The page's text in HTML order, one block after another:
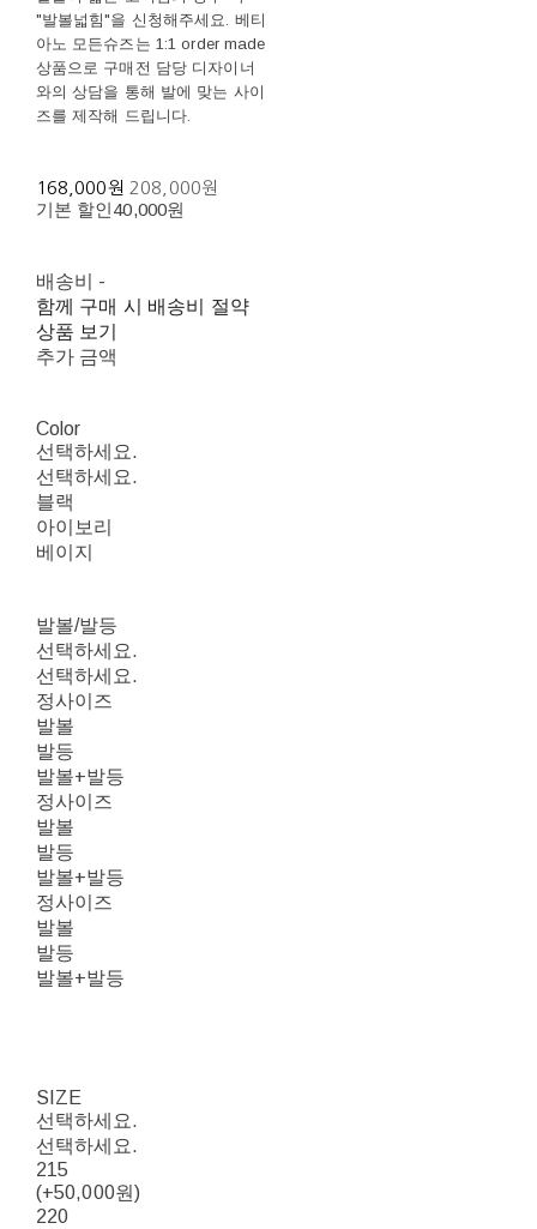
"발볼넓힘"을 신청해주세요. 베티
아노 모든슈즈는 1:1 order made
상품으로 구매전 담당 디자이너
와의 상담을 통해 발에 맞는 사이
즈를 제작해 드립니다.
168,000원 208,000원
기본 할인40,000원
배송비 -
함께 구매 시 배송비 절약
상품 보기
추가 금액
Color
선택하세요.
선택하세요.
블랙
아이보리
베이지
발볼/발등
선택하세요.
선택하세요.
정사이즈
발볼
발등
발볼+발등
정사이즈
발볼
발등
발볼+발등
정사이즈
발볼
발등
발볼+발등
SIZE
선택하세요.
선택하세요.
215
(+50,000원)
220